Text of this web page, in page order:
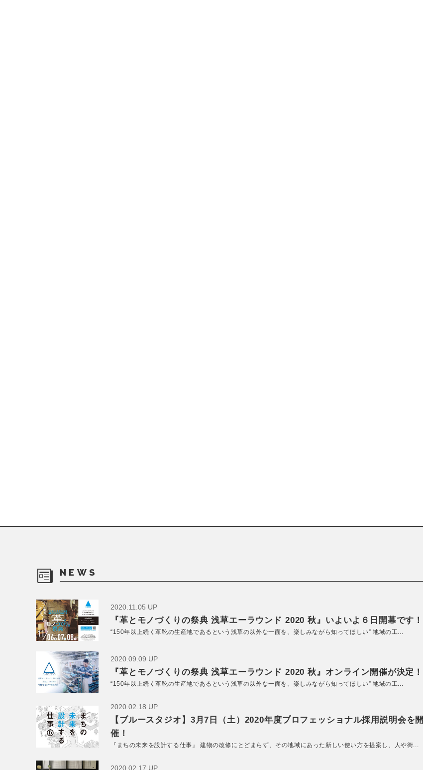
NEWS
2020.11.05 UP
『革とモノづくりの祭典 浅草エーラウンド 2020 秋』いよいよ６日開幕です！
“150年以上続く革靴の生産地であるという浅草の以外な一面を、楽しみながら知ってほしい” 地域の工...
2020.09.09 UP
『革とモノづくりの祭典 浅草エーラウンド 2020 秋』オンライン開催が決定！
“150年以上続く革靴の生産地であるという浅草の以外な一面を、楽しみながら知ってほしい” 地域の工...
2020.02.18 UP
【ブルースタジオ】3月7日（土）2020年度プロフェッショナル採用説明会を開
催！
『まちの未来を設計する仕事』 建物の改修にとどまらず、その地域にあった新しい使い方を提案し、人や街...
2020.02.17 UP